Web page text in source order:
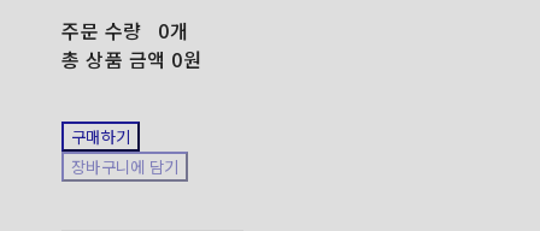
주문 수량
0개
총 상품 금액 0원
구매하기
장바구니에 담기